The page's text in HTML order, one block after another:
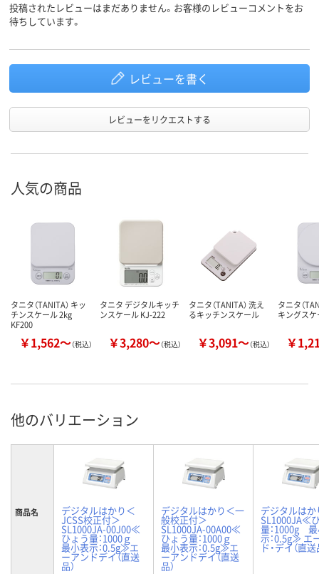
投稿されたレビューはまだありません。お客様のレビューコメントをお
待ちしています。
レビューを書く
レビューをリクエストする
人気の商品
タニタ（TANITA） キッ
チンスケール 2kg
KF200
￥1,562～（税込）
タニタ デジタルキッチ
ンスケール KJ-222
￥3,280～（税込）
タニタ（TANITA） 洗え
るキッチンスケール
￥3,091～（税込）
タニタ（
キングス
￥
他のバリエーション
商品名 デジタルはかり＜
JCSS校正付＞
SL1000JA-00J00≪
ひょう量：1000ｇ
最小表示：0.5g≫エ
ーアンドデイ（直送
品）
デジタルはかり＜一
般校正付＞
SL1000JA-00A00≪
ひょう量：1000ｇ
最小表示：0.5g≫エ
ーアンドデイ（直送
品）
デジタルは
SL1000JA≪
量：1000g
示：0.5g≫ エ
ド・デイ（直送